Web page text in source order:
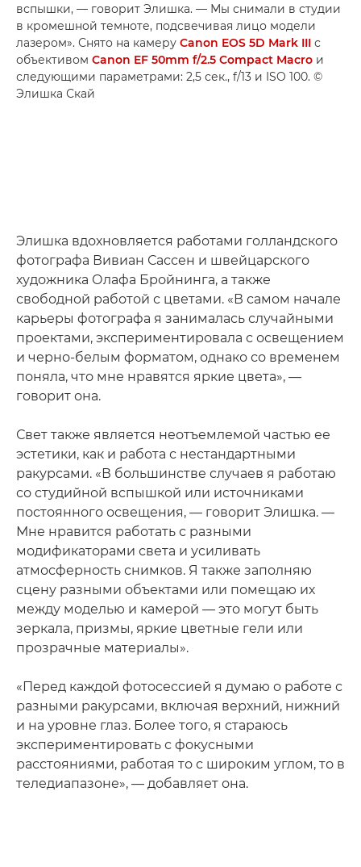
вспышки, — говорит Элишка. — Мы снимали в студии
в кромешной темноте, подсвечивая лицо модели
лазером». Снято на камеру Canon EOS 5D Mark III с
объективом Canon EF 50mm f/2.5 Compact Macro и
следующими параметрами: 2,5 сек., f/13 и ISO 100. ©
Элишка Скай
Элишка вдохновляется работами голландского
фотографа Вивиан Сассен и швейцарского
художника Олафа Бройнинга, а также
свободной работой с цветами. «В самом начале
карьеры фотографа я занималась случайными
проектами, экспериментировала с освещением
и черно-белым форматом, однако со временем
поняла, что мне нравятся яркие цвета», —
говорит она.
Свет также является неотъемлемой частью ее
эстетики, как и работа с нестандартными
ракурсами. «В большинстве случаев я работаю
со студийной вспышкой или источниками
постоянного освещения, — говорит Элишка. —
Мне нравится работать с разными
модификаторами света и усиливать
атмосферность снимков. Я также заполняю
сцену разными объектами или помещаю их
между моделью и камерой — это могут быть
зеркала, призмы, яркие цветные гели или
прозрачные материалы».
«Перед каждой фотосессией я думаю о работе с
разными ракурсами, включая верхний, нижний
и на уровне глаз. Более того, я стараюсь
экспериментировать с фокусными
расстояниями, работая то с широким углом, то в
теледиапазоне», — добавляет она.